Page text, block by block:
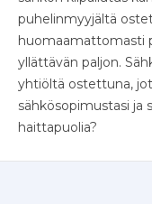
puhelinmyyjältä
huomaamattomasti
yllättävän paljon.
yhtiöltä ostettuna,
sähkösopimustasi ja
haittapuolia?